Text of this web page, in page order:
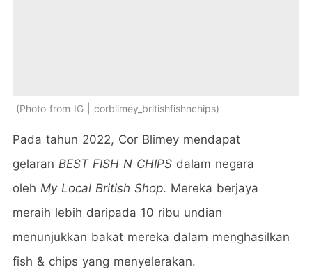
Photo from IG | corblimey_britishfishnchips
Pada tahun 2022, Cor Blimey mendapat
gelaran BEST FISH N CHIPS dalam negara
oleh My Local British Shop. Mereka berjaya
meraih lebih daripada 10 ribu undian
menunjukkan bakat mereka dalam menghasilkan
fish & chips yang menyelerakan.